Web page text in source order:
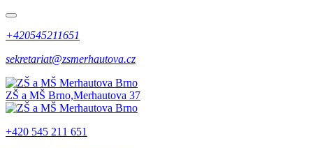
+420545211651
sekretariat@zsmerhautova.cz
ZŠ a MŠ Brno,Merhautova 37
+420 545 211 651